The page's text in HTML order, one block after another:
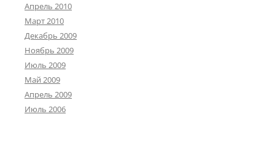
Апрель 2010
Март 2010
Декабрь 2009
Ноябрь 2009
Июль 2009
Май 2009
Апрель 2009
Июль 2006